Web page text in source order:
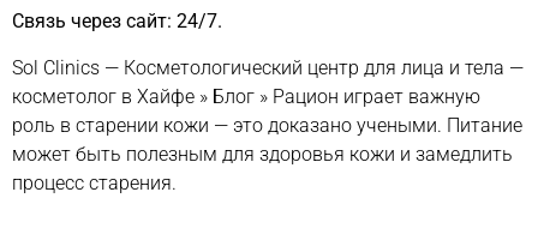
Связь через сайт: 24/7.
Sol Clinics — Косметологический центр для лица и тела —
косметолог в Хайфе » Блог » Рацион играет важную
роль в старении кожи — это доказано учеными. Питание
может быть полезным для здоровья кожи и замедлить
процесс старения.